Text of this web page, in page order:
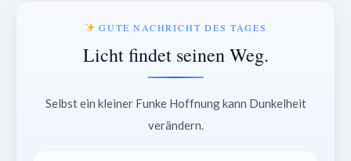
GUTE NACHRICHT DES TAGES
Licht findet seinen Weg.
Selbst ein kleiner Funke Hoffnung kann Dunkelheit
verändern.